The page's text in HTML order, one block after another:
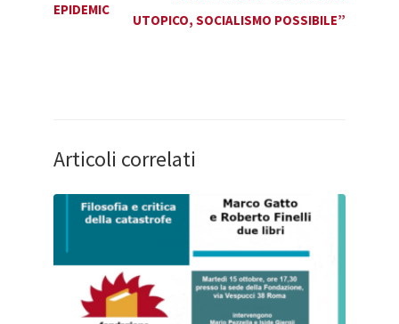
EPIDEMIC
UTOPICO, SOCIALISMO POSSIBILE”
Articoli correlati